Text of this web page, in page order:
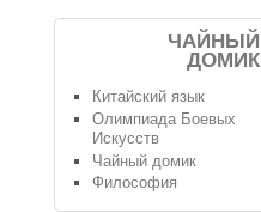
ЧАЙНЫЙ
ДОМИК
Китайский язык
Олимпиада Боевых
Искусств
Чайный домик
Философия